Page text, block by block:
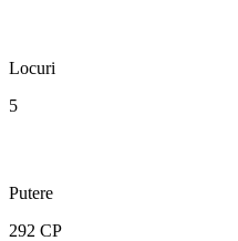
Locuri
5
Putere
292 CP